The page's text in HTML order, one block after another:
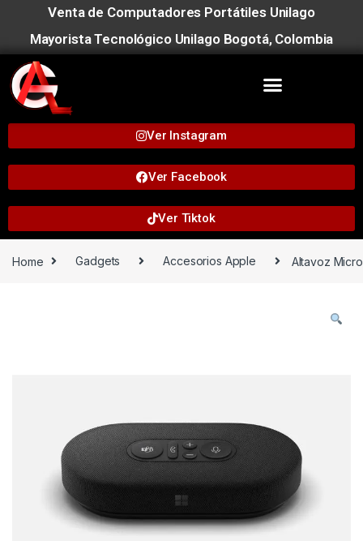
Venta de Computadores Portátiles Unilago
Mayorista Tecnológico Unilago Bogotá, Colombia
Ver Instagram
Ver Facebook
Ver Tiktok
Home Gadgets Accesorios Apple Altavoz